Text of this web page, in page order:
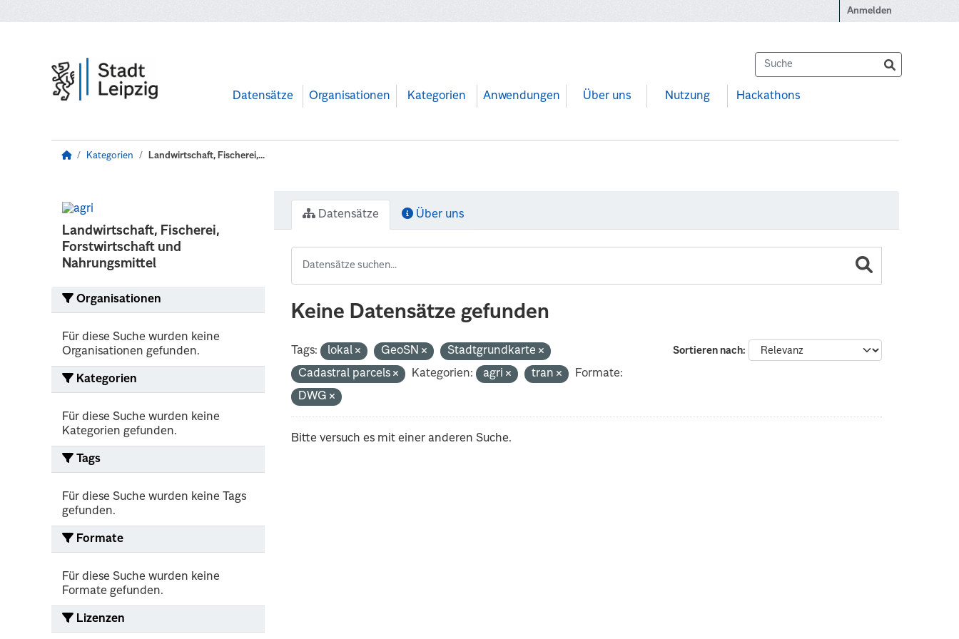
Anmelden
Datensätze Organisationen Kategorien Anwendungen Über uns Nutzung Hackathons
Kategorien Landwirtschaft, Fischerei,...
Landwirtschaft, Fischerei,
Forstwirtschaft und
Nahrungsmittel
Organisationen
Für diese Suche wurden keine
Organisationen gefunden.
Kategorien
Für diese Suche wurden keine
Kategorien gefunden.
Tags
Für diese Suche wurden keine Tags
gefunden.
Formate
Für diese Suche wurden keine
Formate gefunden.
Lizenzen
Datensätze Über uns
Keine Datensätze gefunden
Sortieren nach
Tags: lokal GeoSN
Stadtgrundkarte
Cadastral parcels
Kategorien: agri tran
Formate:
DWG
Bitte versuch es mit einer anderen Suche.